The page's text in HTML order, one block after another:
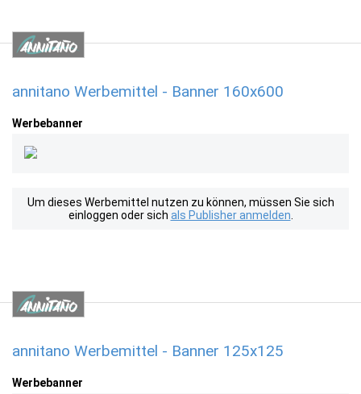
annitano Werbemittel - Banner 160x600
Werbebanner
Um dieses Werbemittel nutzen zu können, müssen Sie sich
einloggen oder sich als Publisher anmelden
annitano Werbemittel - Banner 125x125
Werbebanner